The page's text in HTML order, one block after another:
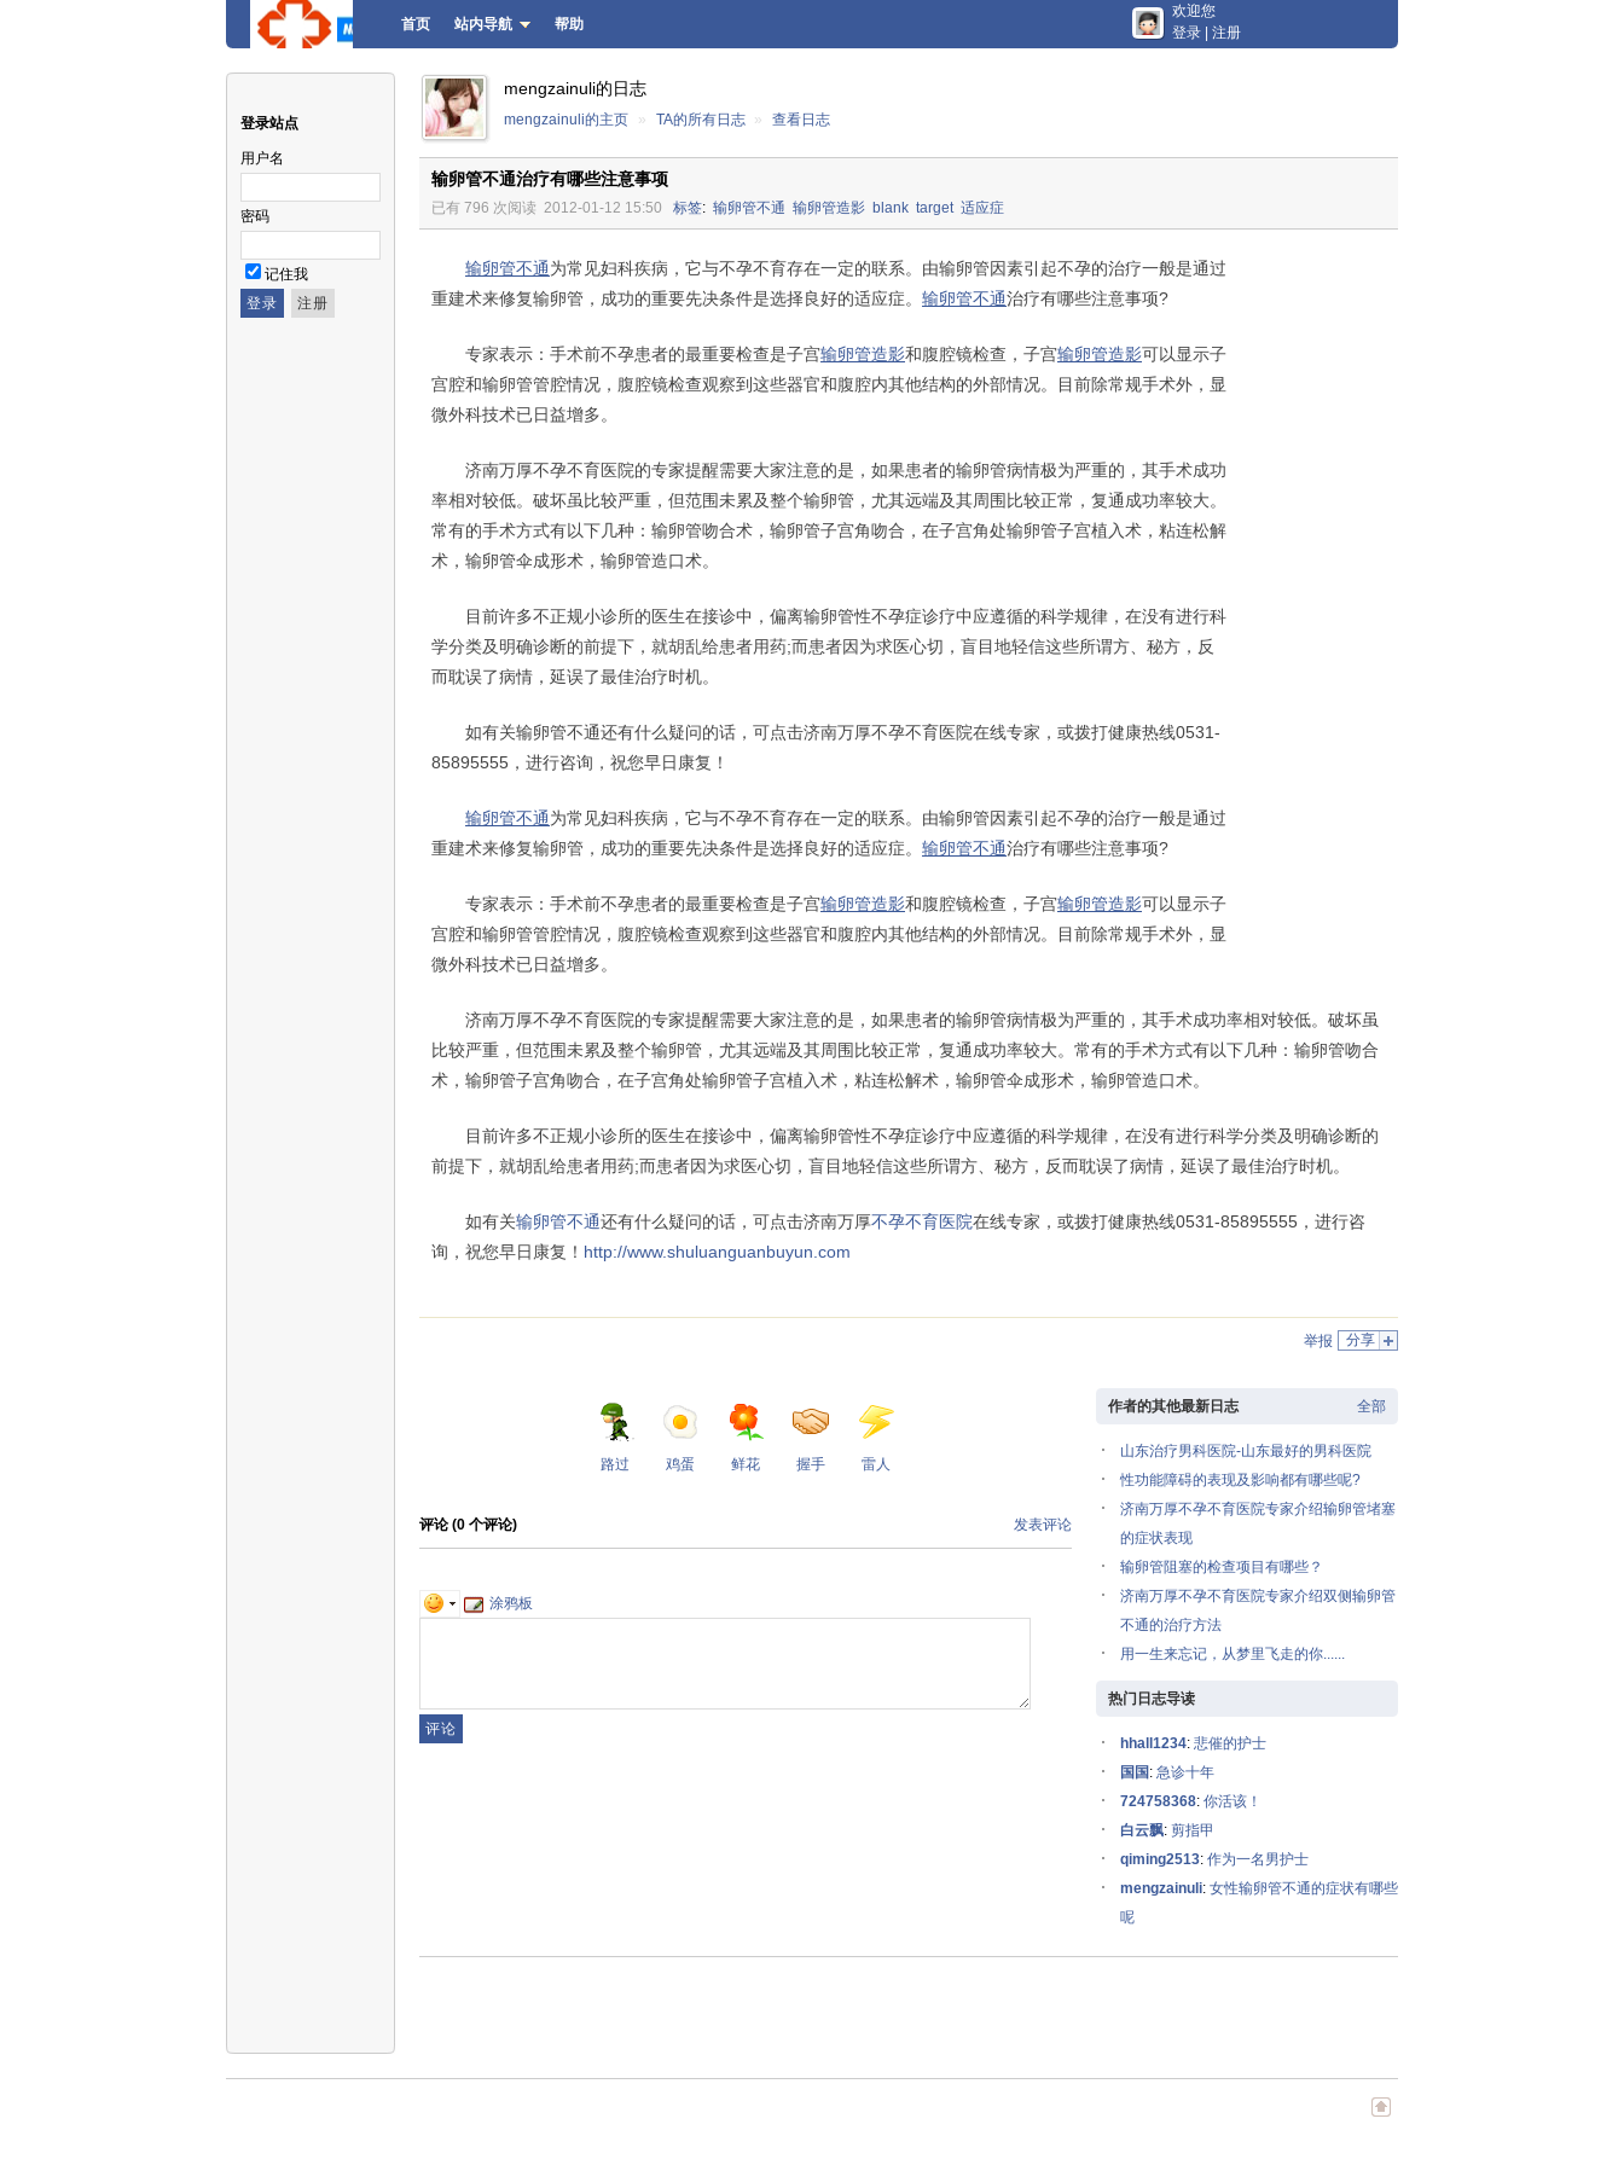
首页 站内导航 帮助
欢迎您
登录
注册
登录站点
用户名
密码
记住我
mengzainuli的日志
mengzainuli的主页 » TA的所有日志 » 查看日志
输卵管不通治疗有哪些注意事项
已有 796 次阅读 2012-01-12 15:50 标签: 输卵管不通 输卵管造影 blank target 适应症
输卵管不通为常见妇科疾病，它与不孕不育存在一定的联系。由输卵管因素引起不孕的治疗一般是通过
重建术来修复输卵管，成功的重要先决条件是选择良好的适应症。 输卵管不通治疗有哪些注意事项?
专家表示：手术前不孕患者的最重要检查是子宫输卵管造影和腹腔镜检查，子宫输卵管造影可以显示子
宫腔和输卵管管腔情况，腹腔镜检查观察到这些器官和腹腔内其他结构的外部情况。目前除常规手术外，显
微外科技术已日益增多。
济南万厚不孕不育医院的专家提醒需要大家注意的是，如果患者的输卵管病情极为严重的，其手术成功
率相对较低。破坏虽比较严重，但范围未累及整个输卵管，尤其远端及其周围比较正常，复通成功率较大。
常有的手术方式有以下几种：输卵管吻合术，输卵管子宫角吻合，在子宫角处输卵管子宫植入术，粘连松解
术，输卵管伞成形术，输卵管造口术。
目前许多不正规小诊所的医生在接诊中，偏离输卵管性不孕症诊疗中应遵循的科学规律，在没有进行科
学分类及明确诊断的前提下，就胡乱给患者用药;而患者因为求医心切，盲目地轻信这些所谓方、秘方，反
而耽误了病情，延误了最佳治疗时机。
如有关输卵管不通还有什么疑问的话，可点击济南万厚不孕不育医院在线专家，或拨打健康热线0531-
85895555，进行咨询，祝您早日康复！
输卵管不通为常见妇科疾病，它与不孕不育存在一定的联系。由输卵管因素引起不孕的治疗一般是通过
重建术来修复输卵管，成功的重要先决条件是选择良好的适应症。 输卵管不通治疗有哪些注意事项?
专家表示：手术前不孕患者的最重要检查是子宫输卵管造影和腹腔镜检查，子宫输卵管造影可以显示子
宫腔和输卵管管腔情况，腹腔镜检查观察到这些器官和腹腔内其他结构的外部情况。目前除常规手术外，显
微外科技术已日益增多。
济南万厚不孕不育医院的专家提醒需要大家注意的是，如果患者的输卵管病情极为严重的，其手术成功率相对较低。破坏虽
比较严重，但范围未累及整个输卵管，尤其远端及其周围比较正常，复通成功率较大。常有的手术方式有以下几种：输卵管吻合
术，输卵管子宫角吻合，在子宫角处输卵管子宫植入术，粘连松解术，输卵管伞成形术，输卵管造口术。
目前许多不正规小诊所的医生在接诊中，偏离输卵管性不孕症诊疗中应遵循的科学规律，在没有进行科学分类及明确诊断的
前提下，就胡乱给患者用药;而患者因为求医心切，盲目地轻信这些所谓方、秘方，反而耽误了病情，延误了最佳治疗时机。
如有关输卵管不通还有什么疑问的话，可点击济南万厚不孕不育医院在线专家，或拨打健康热线0531-85895555，进行咨
询，祝您早日康复！ http://www.shuluanguanbuyun.com
分享
举报
路过 鸡蛋 鲜花 握手 雷人
发表评论
评论 (0 个评论)
涂鸦板
全部
作者的其他最新日志
山东治疗男科医院-山东最好的男科医院
性功能障碍的表现及影响都有哪些呢?
济南万厚不孕不育医院专家介绍输卵管堵塞
的症状表现
输卵管阻塞的检查项目有哪些？
济南万厚不孕不育医院专家介绍双侧输卵管
不通的治疗方法
用一生来忘记，从梦里飞走的你......
热门日志导读
hhall1234: 悲催的护士
国国 : 急诊十年
724758368: 你活该！
白云飘: 剪指甲
qiming2513: 作为一名男护士
mengzainuli: 女性输卵管不通的症状有哪些
呢